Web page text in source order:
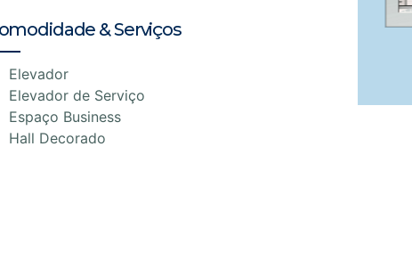
& Serviços
Elevador
Elevador de Serviço
Espaço Business
Hall Decorado